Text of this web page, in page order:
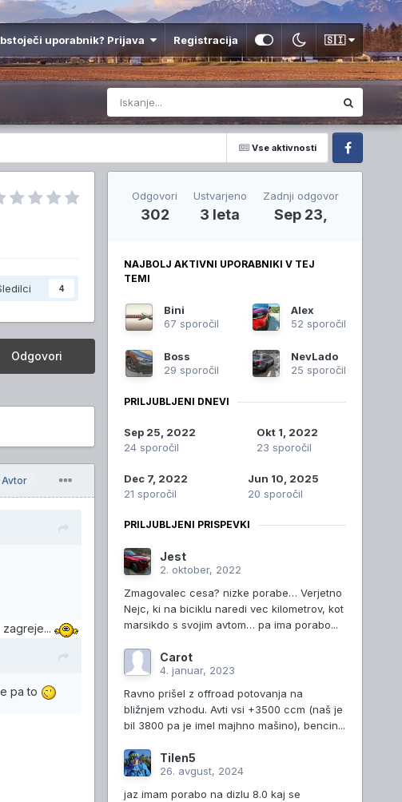
uporabnik? Prijava Registracija 🇸🇮
Vse aktivnosti
Facebook
4
Odgovori
Avtor
pa to
Odgovori
302
Ustvarjeno
3 leta
Zadnji odgovor
Sep 23,
NAJBOLJ AKTIVNI UPORABNIKI V TEJ
TEMI
Bini
67 sporočil
Alex
52 sporočil
Boss
29 sporočil
NevLado
25 sporočil
PRILJUBLJENI DNEVI
Sep 25, 2022
24 sporočil
Okt 1, 2022
23 sporočil
Dec 7, 2022
21 sporočil
Jun 10, 2025
20 sporočil
PRILJUBLJENI PRISPEVKI
Jest
2. oktober, 2022
Zmagovalec cesa? nizke porabe… Verjetno
Nejc, ki na biciklu naredi vec kilometrov, kot
marsikdo s svojim avtom… pa ima porabo...
Carot
4. januar, 2023
Ravno prišel z offroad potovanja na
bližnjem vzhodu. Avti vsi +3500 ccm (naš je
bil 3800 pa je imel majhno mašino), bencin...
Tilen5
26. avgust, 2024
jaz imam porabo na dizlu 8.0 kaj se